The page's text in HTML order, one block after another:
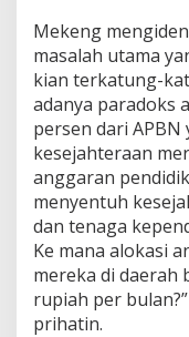
Mekeng
masalah utama
kian terkatung-
adanya paradoks
persen dari
kesejahteraan
anggaran
menyentuh
dan tenaga
Ke mana alokasi
mereka di daerah
rupiah per
prihatin.